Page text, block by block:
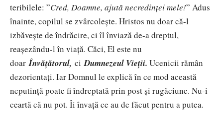
teribilele: ”Cred, Doamne, ajută necredinței mele!” Adus
înainte, copilul se zvârcolește. Hristos nu doar că-l
izbăvește de îndrăcire, ci îl înviază de-a dreptul,
reașezându-l în viață. Căci, El este nu
doarÎnvățătorul, ci Dumnezeul Vieții. Ucenicii rămân
dezorientați. Iar Domnul le explică în ce mod această
neputință poate fi îndreptată prin post și rugăciune. Nu-i
ceartă că nu pot. Îi învață ce au de făcut pentru a putea.